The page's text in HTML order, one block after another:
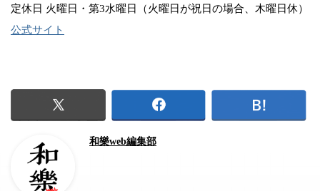
定休日 火曜日・第3水曜日（火曜日が祝日の場合、木曜日休）
公式サイト
和樂web編集部